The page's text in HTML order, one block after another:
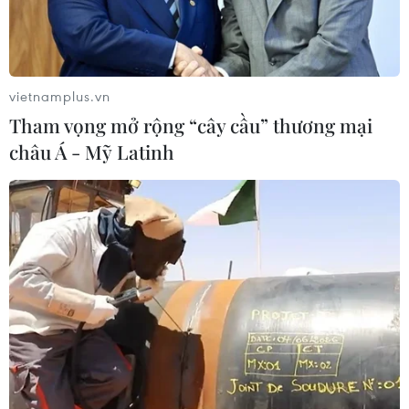
Hà Nội: Kiểm tra, xác minh liên quan
đến sản phẩm giảm cân dạng bút
tiêm
06/08/2026 07:05
Người dân không sử dụng sản phẩm
giảm cân không rõ nguồn gốc, chưa
được cấp phép
06/08/2026 04:22
Công nghệ Robot Da Vinci
nâng cao năng lực phẫu thuật
chuyên sâu tại Bệnh viện K
06/08/2026 02:13
vietnamplus.vn
Tham vọng mở rộng “cây cầu” thương mại
châu Á - Mỹ Latinh